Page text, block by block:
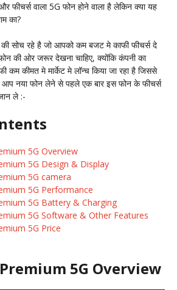
फीचर्स वाला 5G फोन होने वाला है लेकिन क्या यह
का?
सोच रहे है जो आपको कम बजट मे काफी फीचर्स दे
की ओर जरूर देखना चाहिए, क्योंकि कंपनी का
कम कीमत मे मार्केट मे लॉन्च किया जा रहा है जिससे
आप नया फोन लेने से पहले एक बार इस फोन के फीचर्स
ले :-
5G Overview
5G Design & Display
5G camera
5G Performance
5G Battery & Charging
5G Software & Other Features
5G Price
5G Overview